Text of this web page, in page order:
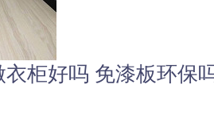
衣柜好吗 免漆板环保